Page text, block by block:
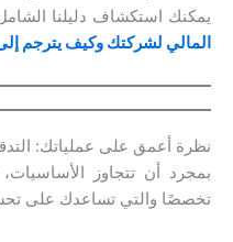
يمكنك استكشاف دليلنا
المالي لشركتك وكيف يترجم
نظرة أعمق على عملياتك:
بمجرد أن تتجاوز الأساسيات،
تخصصًا والتي تساعدك على